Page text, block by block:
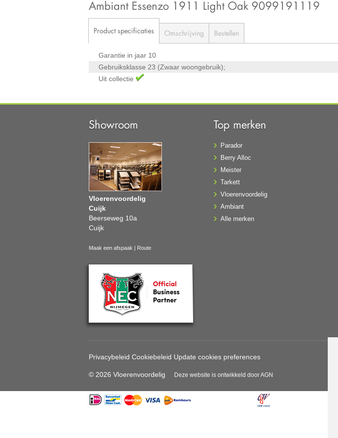
Ambiant Essenzo 1911 Light Oak 9099191119
Product specificaties Omschrijving Bestellen
Garantie in jaar 10
Gebruiksklasse 23 (Zwaar woongebruik);
Uit collectie
Showroom
Vloerenvoordelig
Cuijk
Beerseweg 10a
Cuijk
Maak een afspaak Route
Top merken
Parador
Berry Alloc
Meister
Tarkett
Vloerenvoordelig
Ambiant
Alle merken
Privacybeleid Cookiebeleid Update cookies preferences
© 2026 Vloerenvoordelig Deze website is ontwikkeld door AGN